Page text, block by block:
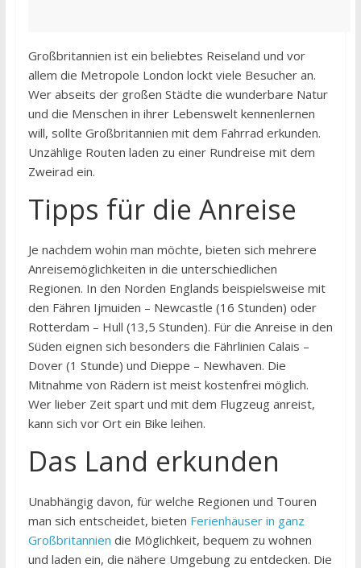
Großbritannien ist ein beliebtes Reiseland und vor
allem die Metropole London lockt viele Besucher an.
Wer abseits der großen Städte die wunderbare Natur
und die Menschen in ihrer Lebenswelt kennenlernen
will, sollte Großbritannien mit dem Fahrrad erkunden.
Unzählige Routen laden zu einer Rundreise mit dem
Zweirad ein.
Tipps für die Anreise
Je nachdem wohin man möchte, bieten sich mehrere
Anreisemöglichkeiten in die unterschiedlichen
Regionen. In den Norden Englands beispielsweise mit
den Fähren Ijmuiden – Newcastle (16 Stunden) oder
Rotterdam – Hull (13,5 Stunden). Für die Anreise in den
Süden eignen sich besonders die Fährlinien Calais –
Dover (1 Stunde) und Dieppe – Newhaven. Die
Mitnahme von Rädern ist meist kostenfrei möglich.
Wer lieber Zeit spart und mit dem Flugzeug anreist,
kann sich vor Ort ein Bike leihen.
Das Land erkunden
Unabhängig davon, für welche Regionen und Touren
man sich entscheidet, bieten Ferienhäuser in ganz
Großbritannien die Möglichkeit, bequem zu wohnen
und laden ein, die nähere Umgebung zu entdecken. Die